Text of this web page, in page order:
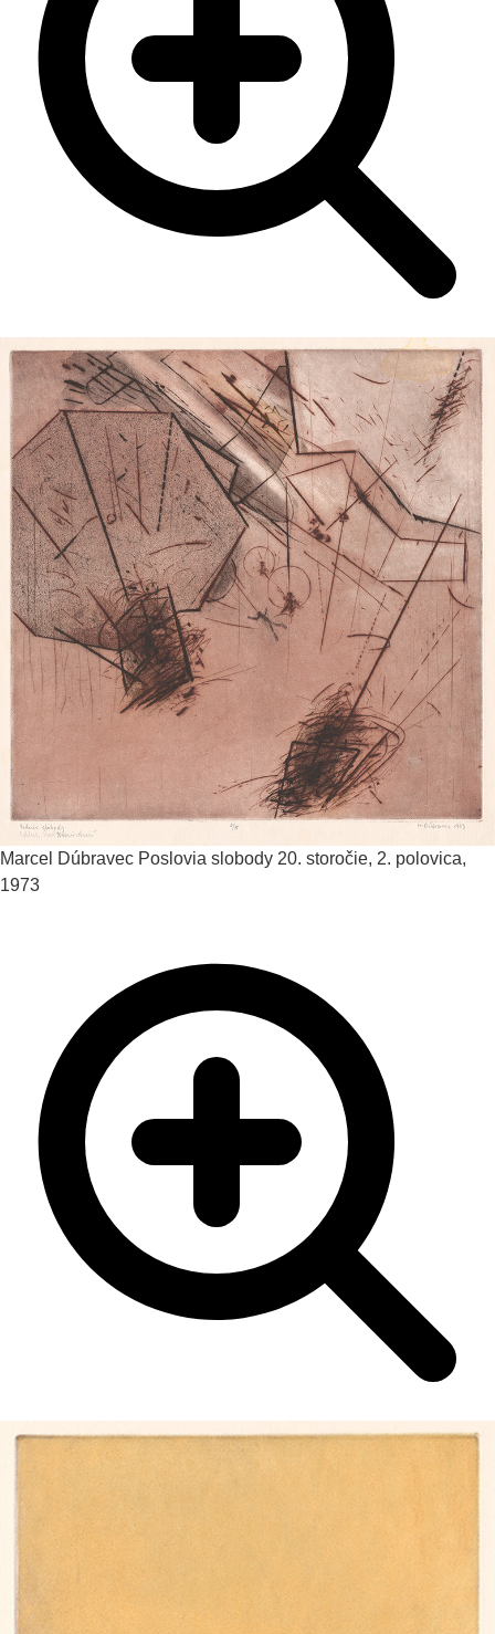
Marcel Dúbravec Poslovia slobody 20. storočie, 2. polovica,
1973